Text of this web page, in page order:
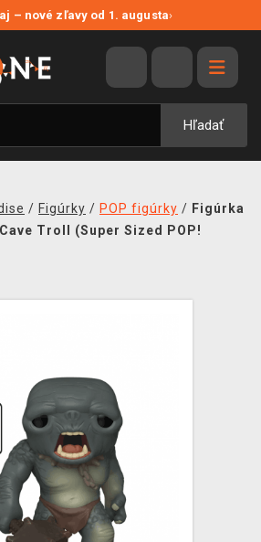
– nové zľavy od 1. augusta›
Hľadať
/ Figúrky / POP figúrky / Figúrka
Troll (Super Sized POP!